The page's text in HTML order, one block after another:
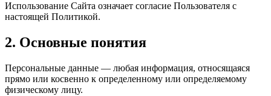
Использование Сайта означает согласие Пользователя с
настоящей Политикой.
2. Основные понятия
Персональные данные — любая информация, относящаяся
прямо или косвенно к определенному или определяемому
физическому лицу.